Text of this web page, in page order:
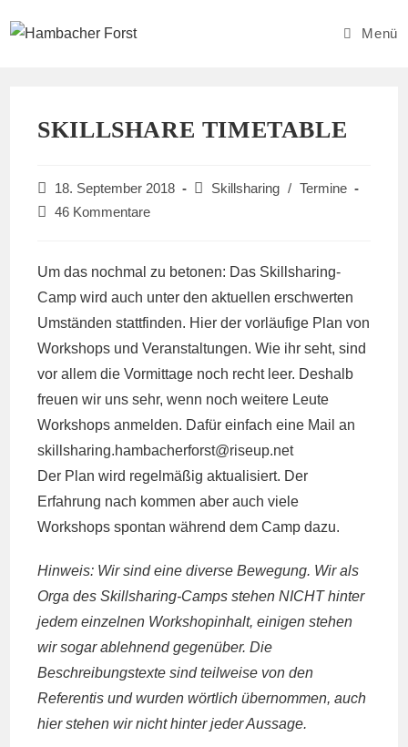
Inhalt
Menü
SKILLSHARE TIMETABLE
Beitrag
veröffentlicht:
18. September 2018
Beitrags-
Skillsharing / Termine
Beitrags-
46 Kommentare
Um das nochmal zu betonen: Das Skillsharing-
Camp wird auch unter den aktuellen erschwerten
Umständen stattfinden. Hier der vorläufige Plan von
Workshops und Veranstaltungen. Wie ihr seht, sind
vor allem die Vormittage noch recht leer. Deshalb
freuen wir uns sehr, wenn noch weitere Leute
Workshops anmelden. Dafür einfach eine Mail an
skillsharing.hambacherforst@riseup.net
Der Plan wird regelmäßig aktualisiert. Der
Erfahrung nach kommen aber auch viele
Workshops spontan während dem Camp dazu.
Hinweis: Wir sind eine diverse Bewegung. Wir als
Orga des Skillsharing-Camps stehen NICHT hinter
jedem einzelnen Workshopinhalt, einigen stehen
wir sogar ablehnend gegenüber. Die
Beschreibungstexte sind teilweise von den
Referentis und wurden wörtlich übernommen, auch
hier stehen wir nicht hinter jeder Aussage.